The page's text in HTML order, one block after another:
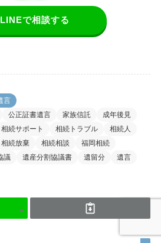
LINEで相談する
言
公正証書遺言 家族信託
成年後見
相続サポート 相続トラブル
相続人
相続放棄 相続相談
福岡相続
議 遺産分割協議書 遺留分
遺言